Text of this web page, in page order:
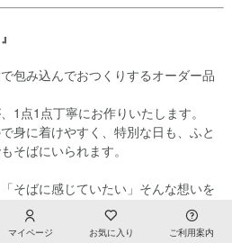
マイページ お気に入り ご利用案内
包み込んでおつくりするオーダー品
1点1点丁寧にお作りいたします。
身に着けやすく、特別な日も、ふと
そばにいられます。
そばに感じていたい」そんな想いを
まれました。
な想いを伝え続けるかけがえのない絆